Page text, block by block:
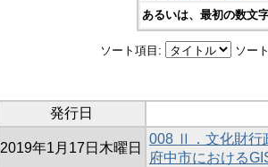
あるいは、最初の数文
ソート項目: ソー
発行日
2019年1月17日木曜日
008 Ⅱ．文化財行
府中市における